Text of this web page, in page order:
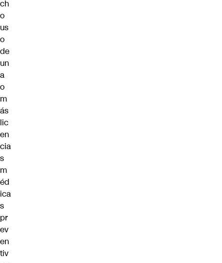
ch
o
us
o
de
un
a
o
m
ás
lic
en
cia
s
m
éd
ica
s
pr
ev
en
tiv